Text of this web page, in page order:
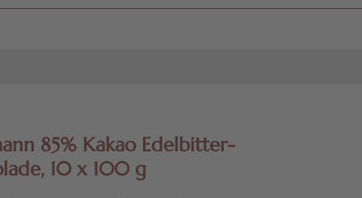
85% Kakao Edelbitter-
10 x 100 g